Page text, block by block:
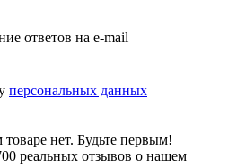
ответов на e-mail
персональных данных
нет. Будьте первым!
реальных отзывов о нашем